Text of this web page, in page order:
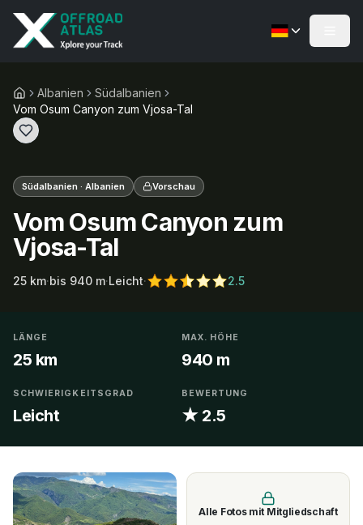
Albanien
Südalbanien
Vom Osum Canyon zum Vjosa-Tal
Südalbanien · Albanien Vorschau
Vom Osum Canyon zum
Vjosa-Tal
25 km·bis 940 m·Leicht· 2.5
LÄNGE
25 km
MAX. HÖHE
940 m
SCHWIERIGKEITSGRAD
Leicht
BEWERTUNG
★ 2.5
Alle Fotos mit Mitgliedschaft